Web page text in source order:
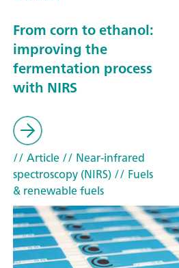
From corn to ethanol:
improving the
fermentation process
with NIRS
// Article// Near-infrared
spectroscopy (NIRS)// Fuels
& renewable fuels